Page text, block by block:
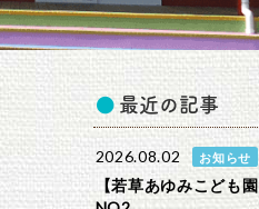
最近の記事
2026.08.02 お知らせ
【若草あゆみこども園